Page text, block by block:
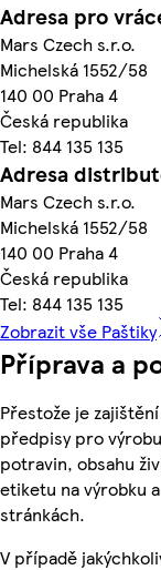
Adresa pro
Mars Czech s.r.o.
Michelská 1552/58
140 00 Praha 4
Česká republika
Tel: 844 135 135
Adresa
Mars Czech s.r.o.
Michelská 1552/58
140 00 Praha 4
Česká republika
Tel: 844 135 135
Zobrazit vše Paštiky
Příprava a
Přestože je
předpisy pro
potravin, obsahu
etiketu na výrobku
stránkách.
V případě